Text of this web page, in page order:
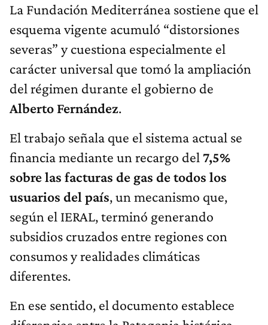
La Fundación Mediterránea sostiene que el
esquema vigente acumuló “distorsiones
severas” y cuestiona especialmente el
carácter universal que tomó la ampliación
del régimen durante el gobierno de
Alberto Fernández.
El trabajo señala que el sistema actual se
financia mediante un recargo del 7,5%
sobre las facturas de gas de todos los
usuarios del país, un mecanismo que,
según el IERAL, terminó generando
subsidios cruzados entre regiones con
consumos y realidades climáticas
diferentes.
En ese sentido, el documento establece